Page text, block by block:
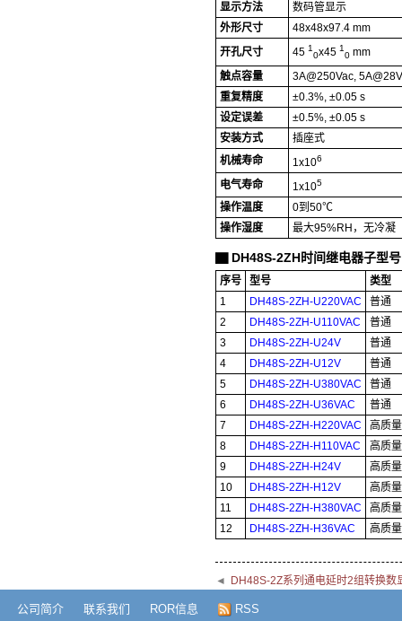
显示方法
数码管显示
外形尺寸
48x48x97.4 mm
开孔尺寸
45 1
0x45 1
0 mm
触点容量
3A@250Vac,
重复精度
±0.3%, ±0.05 s
设定误差
±0.5%, ±0.05 s
安装方式
插座式
机械寿命
1x106
电气寿命 1x105
操作温度
0到50℃
操作湿度
最大95%RH，无冷凝
DH48S-2ZH时间继电器子型号
序号 型号
类型
1
DH48S-2ZH-U220VAC
普通
2
DH48S-2ZH-U110VAC
普通
3
DH48S-2ZH-U24V
普通
4
DH48S-2ZH-U12V
普通
5
DH48S-2ZH-U380VAC
普通
6
DH48S-2ZH-U36VAC
普通
7
DH48S-2ZH-H220VAC
高质量
8
DH48S-2ZH-H110VAC
高质量
9
DH48S-2ZH-H24V
高质量
10
DH48S-2ZH-H12V
高质量
11
DH48S-2ZH-H380VAC
高质量
12
DH48S-2ZH-H36VAC 高质量
◄ DH48S-2Z系列通电延时2组转换数
公司简介 联系我们 ROR信息
RSS